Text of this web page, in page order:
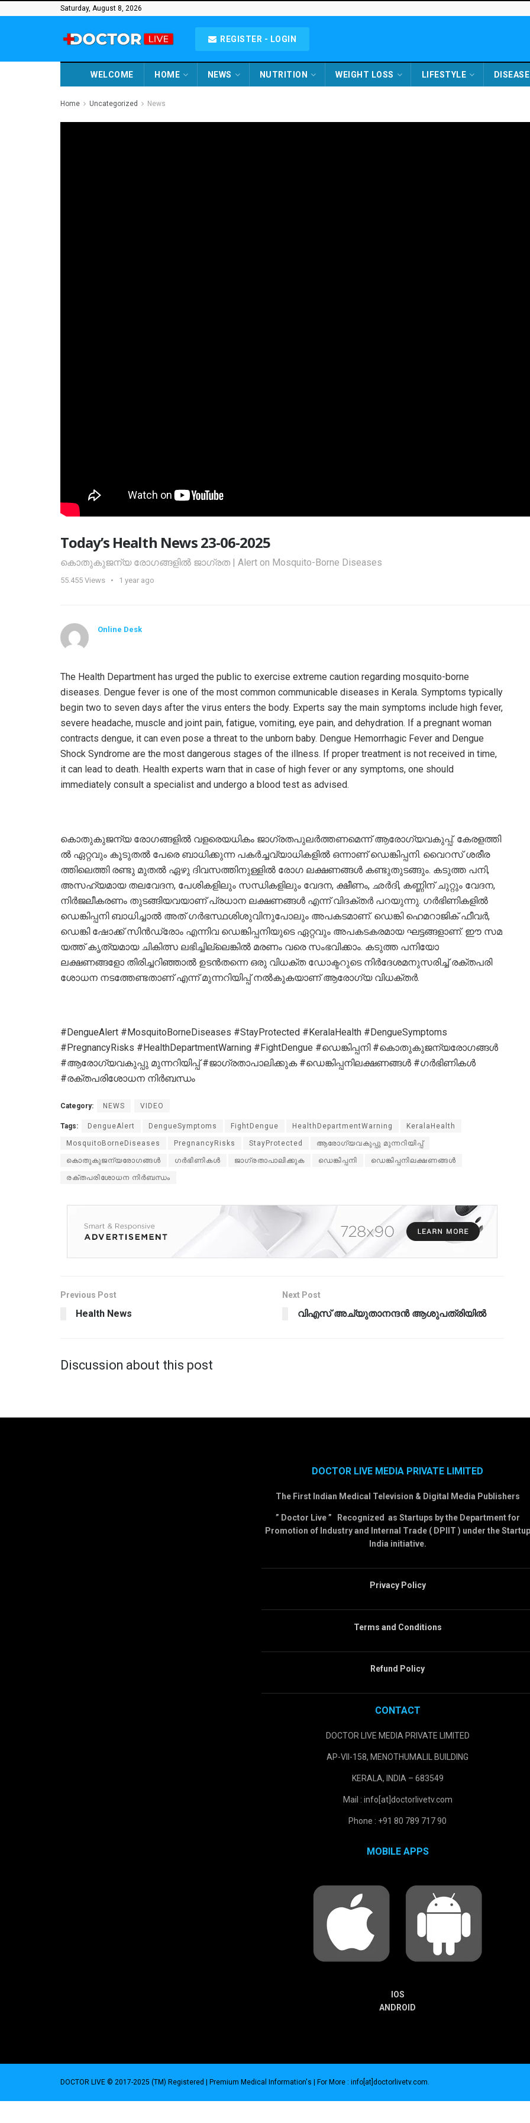
Saturday, August 8, 2026
REGISTER - LOGIN
WELCOME HOME NEWS NUTRITION WEIGHT LOSS LIFESTYLE DISEASE
Home Uncategorized News
Today’s Health News 23-06-2025
കൊതുകുജന്യ രോഗങ്ങളില്‍ ജാഗ്രത | Alert on Mosquito-Borne Diseases
55.455 Views 1 year ago
Online Desk
The Health Department has urged the public to exercise extreme caution regarding mosquito-borne
diseases. Dengue fever is one of the most common communicable diseases in Kerala. Symptoms typically
begin two to seven days after the virus enters the body. Experts say the main symptoms include high fever,
severe headache, muscle and joint pain, fatigue, vomiting, eye pain, and dehydration. If a pregnant woman
contracts dengue, it can even pose a threat to the unborn baby. Dengue Hemorrhagic Fever and Dengue
Shock Syndrome are the most dangerous stages of the illness. If proper treatment is not received in time,
it can lead to death. Health experts warn that in case of high fever or any symptoms, one should
immediately consult a specialist and undergo a blood test as advised.
കൊ​തു​കു​ജ​ന്യ രോ​ഗ​ങ്ങ​ളി​ൽ വ​ള​രെ​യ​ധി​കം ജാ​ഗ്ര​തപുലർത്തണമെന്ന് ആരോഗ്യവകുപ്പ്. കേ​ര​ള​ത്തി​
ൽ ഏ​റ്റ​വും കൂ​ടു​ത​ൽ പേ​രെ ബാ​ധി​ക്കു​ന്ന പകർച്ചവ്യാ​ധി​ക​​ളിൽ ​ഒന്നാണ് ഡെ​ങ്കി​പ്പ​നി. വൈ​റ​സ് ശ​രീ​ര​
ത്തി​ലെ​ത്തി ര​ണ്ടു മു​ത​ൽ ഏ​ഴു ദി​വ​സ​ത്തി​നു​ള്ളി​ൽ രോ​ഗ ല​ക്ഷ​ണ​ങ്ങ​ൾ ക​ണ്ടു​തു​ട​ങ്ങും. ക​ടു​ത്ത പ​നി,
അ​സ​ഹ്യ​മാ​യ ത​ല​വേ​ദ​ന, പേ​ശി​ക​ളി​ലും സ​ന്ധി​ക​ളി​ലും വേ​ദ​ന, ക്ഷീ​ണം, ഛർ​ദി, ക​ണ്ണി​ന് ചു​റ്റും വേ​ദ​ന,
നി​ർ​ജ​ലീ​ക​ര​ണം തു​ട​ങ്ങി​യ​വ​യാ​ണ് പ്ര​ധാ​ന ല​ക്ഷ​ണ​ങ്ങ​ൾ എന്ന് വിദക്തർ പറയുന്നു. ഗ​ർ​ഭി​ണി​ക​ളി​ൽ
ഡെ​ങ്കി​പ്പ​നി ബാ​ധി​ച്ചാ​ൽ അ​ത് ഗ​ർ​ഭ​സ്ഥ​ശി​ശു​വി​നു​പോ​ലും അ​പ​ക​ട​മാ​ണ്. ഡെ​ങ്കി ഹെ​മ​റാ​ജി​ക് ഫീ​വ​ർ,
ഡെ​ങ്കി ഷോ​ക്ക് സി​ൻ​ഡ്രോം എ​ന്നി​വ ഡെ​ങ്കി​പ്പ​നി​യു​ടെ ഏ​റ്റ​വും അ​പ​ക​ട​ക​ര​മാ​യ ഘ​ട്ട​ങ്ങ​ളാ​ണ്. ഈ ​സ​മ​
യ​ത്ത് കൃ​ത്യ​മാ​യ ചി​കി​ത്സ ല​ഭി​ച്ചി​ല്ലെ​ങ്കി​ൽ മ​ര​ണം വ​രെ സം​ഭ​വി​ക്കാം. ക​ടു​ത്ത പ​നിയോ
ലക്ഷണങ്ങളോ തി​രി​ച്ച​റി​ഞ്ഞാ​ൽ ഉടൻതന്നെ ഒരു വിധക്ത ഡോ​ക്ട​റുടെ ​നി​ർ​ദേ​ശ​മ​നു​സ​രി​ച്ച് ര​ക്ത​പ​രി​
ശോ​ധ​ന ന​ട​ത്തേ​ണ്ട​താ​ണ് എന്ന് മുന്നറിയിപ്പ് നൽകുകയാണ് ആരോഗ്യ വിധക്തർ.
#DengueAlert #MosquitoBorneDiseases #StayProtected #KeralaHealth #DengueSymptoms
#PregnancyRisks #HealthDepartmentWarning #FightDengue #ഡെങ്കിപ്പനി #കൊതുകുജന്യരോഗങ്ങൾ
#ആരോഗ്യവകുപ്പു മുന്നറിയിപ്പ് #ജാഗ്രതാപാലിക്കുക #ഡെങ്കിപ്പനിലക്ഷണങ്ങൾ #ഗർഭിണികൾ
#രക്തപരിശോധന നിർബന്ധം
Category: NEWS VIDEO
Tags: DengueAlert DengueSymptoms FightDengue HealthDepartmentWarning KeralaHealth
MosquitoBorneDiseases PregnancyRisks StayProtected ആരോഗ്യവകുപ്പു മുന്നറിയിപ്പ്
കൊതുകുജന്യരോഗങ്ങൾ ഗർഭിണികൾ ജാഗ്രതാപാലിക്കുക ഡെങ്കിപ്പനി ഡെങ്കിപ്പനിലക്ഷണങ്ങൾ
രക്തപരിശോധന നിർബന്ധം
Previous Post
Health News
Next Post
വിഎസ് അച്യുതാനന്ദൻ ആശുപത്രിയിൽ
Discussion about this post
DOCTOR LIVE MEDIA PRIVATE LIMITED
The First Indian Medical Television & Digital Media Publishers
” Doctor Live ” Recognized as Startups by the Department for
Promotion of Industry and Internal Trade ( DPIIT ) under the Startup
India initiative.
Privacy Policy
Terms and Conditions
Refund Policy
CONTACT
DOCTOR LIVE MEDIA PRIVATE LIMITED
AP-VII-158, MENOTHUMALIL BUILDING
KERALA, INDIA – 683549
Mail : info[at]doctorlivetv.com
Phone : +91 80 789 717 90
MOBILE APPS
IOS
ANDROID
DOCTOR LIVE © 2017-2025 (TM) Registered | Premium Medical Information's | For More : info[at]doctorlivetv.com